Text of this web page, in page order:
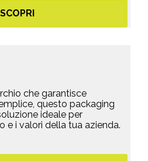
SCOPRI
che garantisce
questo packaging
ideale per
e i valori della tua azienda.